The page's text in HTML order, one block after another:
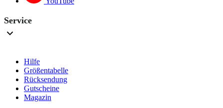
Service
Hilfe
Größentabelle
Rücksendung
Gutscheine
Magazin